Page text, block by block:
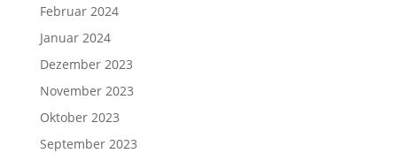
Februar 2024
Januar 2024
Dezember 2023
November 2023
Oktober 2023
September 2023